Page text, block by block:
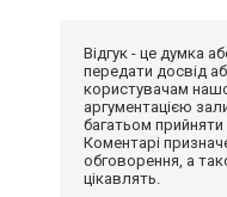
Відгук - це думка
передати досвід
користувачам
аргументацією
багатьом
Коментарі
обговорення, а
цікавлять.